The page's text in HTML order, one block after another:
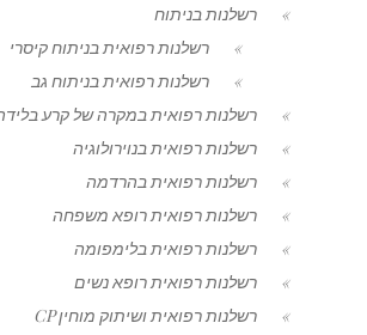
רשלנות בניתוח
רשלנות רפואית בניתוח קיסרי
רשלנות רפואית בניתוח גב
רשלנות רפואית במקרה של קרע
רשלנות רפואית בנוירולוגיה
רשלנות רפואית בהרדמה
רשלנות רפואית רופא משפחה
רשלנות רפואית בלימפומה
רשלנות רפואית רופא נשים
רשלנות רפואית ושיתוק מוחין CP